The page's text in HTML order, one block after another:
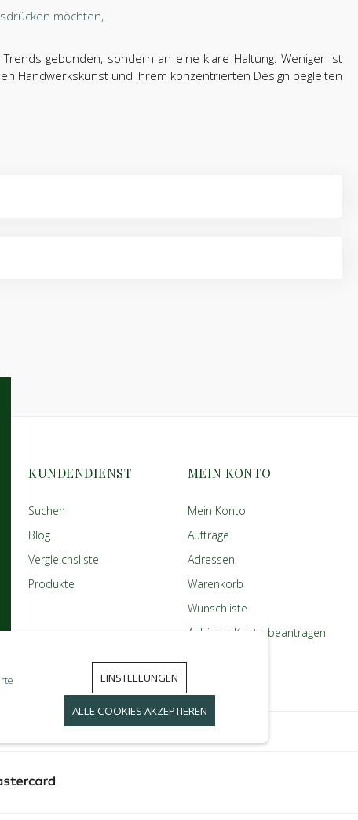
möchten,
gebunden, sondern an eine klare Haltung: Weniger ist
Handwerkskunst und ihrem konzentrierten Design begleiten
EINSTELLUNGEN
ALLE COOKIES AKZEPTIEREN
KUNDENDIENST
Suchen
Blog
Vergleichsliste
Produkte
MEIN KONTO
Mein Konto
Aufträge
Adressen
Warenkorb
Wunschliste
Anbieter-Konto beantragen